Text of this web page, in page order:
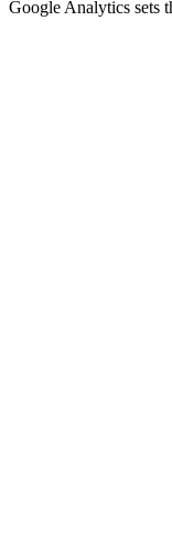
Google Analytics sets